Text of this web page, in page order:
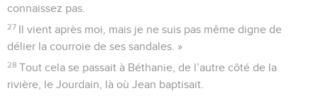
connaissez pas.
27 Il vient après moi, mais je ne suis pas même digne de
délier la courroie de ses sandales. »
28 Tout cela se passait à Béthanie, de l’autre côté de la
rivière, le Jourdain, là où Jean baptisait.